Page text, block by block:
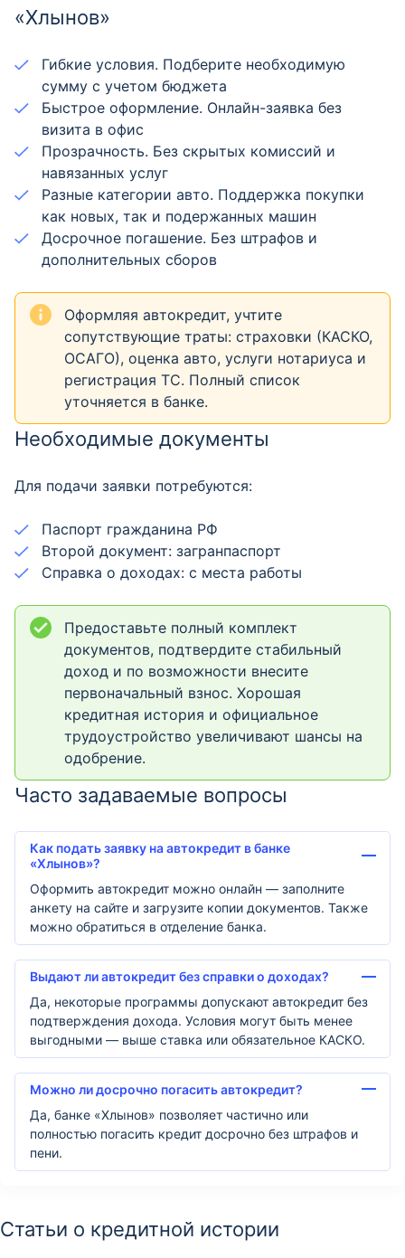
«Хлынов»
Гибкие условия. Подберите необходимую
сумму с учетом бюджета
Быстрое оформление. Онлайн-заявка без
визита в офис
Прозрачность. Без скрытых комиссий и
навязанных услуг
Разные категории авто. Поддержка покупки
как новых, так и подержанных машин
Досрочное погашение. Без штрафов и
дополнительных сборов
Оформляя автокредит, учтите
сопутствующие траты: страховки (КАСКО,
ОСАГО), оценка авто, услуги нотариуса и
регистрация ТС. Полный список
уточняется в банке.
Необходимые документы
Для подачи заявки потребуются:
Паспорт гражданина РФ
Второй документ: загранпаспорт
Справка о доходах: с места работы
Предоставьте полный комплект
документов, подтвердите стабильный
доход и по возможности внесите
первоначальный взнос. Хорошая
кредитная история и официальное
трудоустройство увеличивают шансы на
одобрение.
Часто задаваемые вопросы
Как подать заявку на автокредит в банке
«Хлынов»?
Оформить автокредит можно онлайн — заполните
анкету на сайте и загрузите копии документов. Также
можно обратиться в отделение банка.
Выдают ли автокредит без справки о доходах?
Да, некоторые программы допускают автокредит без
подтверждения дохода. Условия могут быть менее
выгодными — выше ставка или обязательное КАСКО.
Можно ли досрочно погасить автокредит?
Да, банке «Хлынов» позволяет частично или
полностью погасить кредит досрочно без штрафов и
пени.
Статьи о кредитной истории